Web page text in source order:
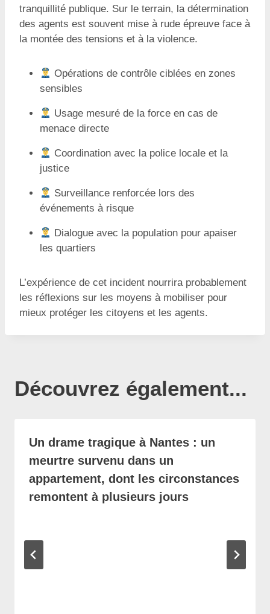
tranquillité publique. Sur le terrain, la détermination
des agents est souvent mise à rude épreuve face à
la montée des tensions et à la violence.
Opérations de contrôle ciblées en zones
sensibles
Usage mesuré de la force en cas de
menace directe
Coordination avec la police locale et la
justice
Surveillance renforcée lors des
événements à risque
Dialogue avec la population pour apaiser
les quartiers
L’expérience de cet incident nourrira probablement
les réflexions sur les moyens à mobiliser pour
mieux protéger les citoyens et les agents.
Découvrez également...
Un drame tragique à Nantes : un
meurtre survenu dans un
appartement, dont les circonstances
remontent à plusieurs jours